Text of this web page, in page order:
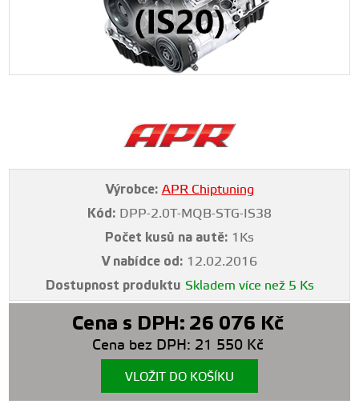
Výrobce: APR Chiptuning
Kód: DPP-2.0T-MQB-STG-IS38
Počet kusů na autě: 1Ks
V nabídce od: 12.02.2016
Dostupnost produktu Skladem více než 5 Ks
Cena s DPH: 26 076 Kč
Cena bez DPH: 21 550 Kč
VLOŽIT DO KOŠÍKU